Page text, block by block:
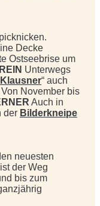
Decke
Ostseebrise um
Unterwegs
Klausner“ auch
November bis
Auch in
der Bilderkneipe
neuesten
der Weg
bis zum